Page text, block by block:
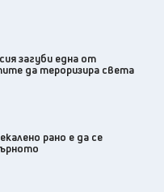
загуби една от
да тероризира света
рано е да се